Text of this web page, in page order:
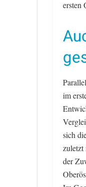
ersten
im
sich
zuletzt
der